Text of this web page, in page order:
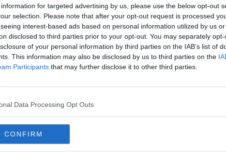
for targeted advertising by us, please use the below opt-out
selection. Please note that after your opt-out request is processed
interest-based ads based on personal information utilized by us
disclosed to third parties prior to your opt-out. You may separately
of your personal information by third parties on the IAB’s list of
This information may also be disclosed by us to third parties on the
Participants that may further disclose it to other third parties.
Data Processing Opt Outs
CONFIRM
Ska inte få hända.